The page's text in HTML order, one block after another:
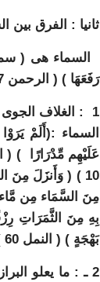
ثانيا : الفرق بين
السماء هى (
رَفَعَهَا ) ( الرحمن 7 ). وبذلك تشمل :
1 : الغلاف
بَهْجَةٍ ) ( النمل 60 ).
2 ـ : ما يعلو